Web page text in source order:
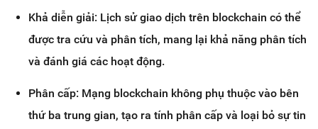
Khả diễn giải: Lịch sử giao dịch trên blockchain có thể
được tra cứu và phân tích, mang lại khả năng phân tích
và đánh giá các hoạt động.
Phân cấp: Mạng blockchain không phụ thuộc vào bên
thứ ba trung gian, tạo ra tính phân cấp và loại bỏ sự tin